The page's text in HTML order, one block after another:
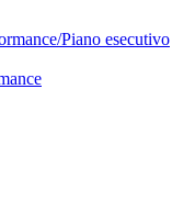
Piano esecutivo